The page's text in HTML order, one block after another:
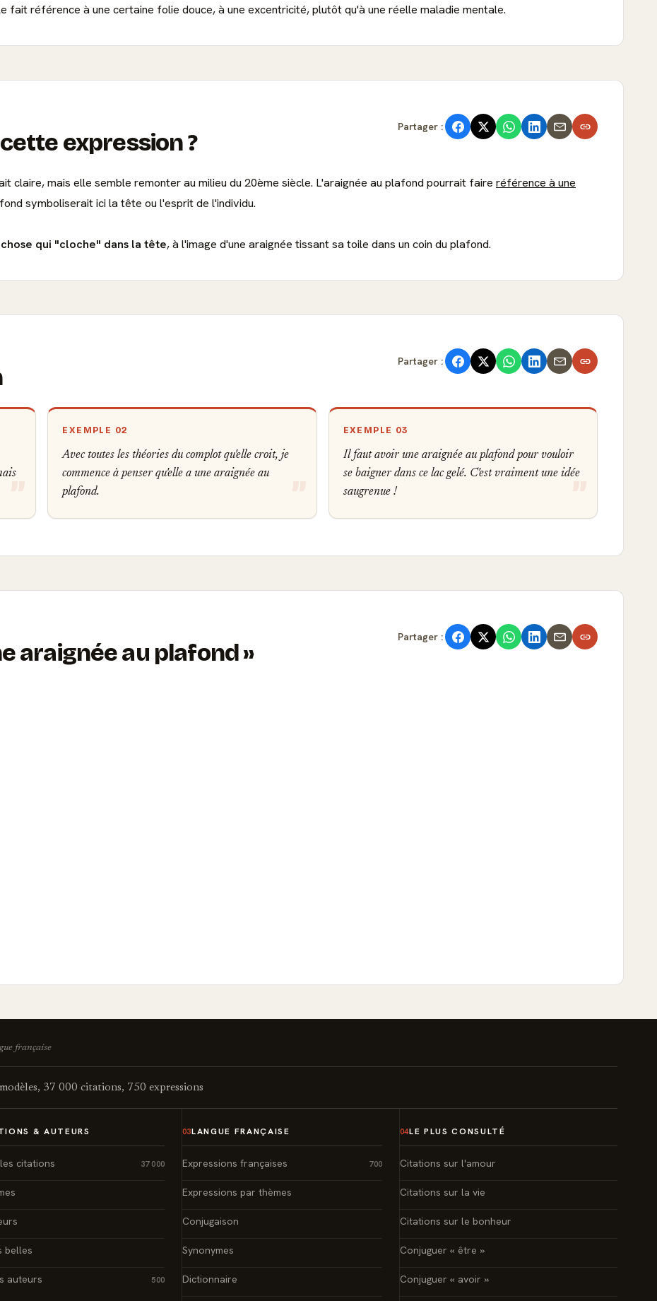
fait référence à une certaine folie douce, à une excentricité, plutôt qu'à une réelle maladie mentale.
expression ?
Partager :
claire, mais elle semble remonter au milieu du 20ème siècle. L'araignée au plafond pourrait faire référence à une
symboliserait ici la tête ou l'esprit de l'individu.
qui "cloche" dans la tête, à l'image d'une araignée tissant sa toile dans un coin du plafond.
Partager :
EXEMPLE 02
Avec toutes les théories du complot qu'elle croit, je
commence à penser qu'elle a une araignée au
plafond.
EXEMPLE 03
Il faut avoir une araignée au plafond pour vouloir
se baigner dans ce lac gelé. C'est vraiment une idée
saugrenue !
araignée au plafond
Partager :
française
37 000 citations, 750 expressions
& AUTEURS
citations 37 000
belles
auteurs 500
03LANGUE FRANÇAISE
Expressions françaises 700
Expressions par thèmes
Conjugaison
Synonymes
Dictionnaire
04LE PLUS CONSULTÉ
Citations sur l'amour
Citations sur la vie
Citations sur le bonheur
Conjuguer « être »
Conjuguer « avoir »